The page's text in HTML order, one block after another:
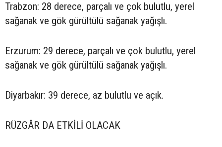
Trabzon: 28 derece, parçalı ve çok bulutlu, yerel
sağanak ve gök gürültülü sağanak yağışlı.
Erzurum: 29 derece, parçalı ve çok bulutlu, yerel
sağanak ve gök gürültülü sağanak yağışlı.
Diyarbakır: 39 derece, az bulutlu ve açık.
RÜZGÂR DA ETKİLİ OLACAK